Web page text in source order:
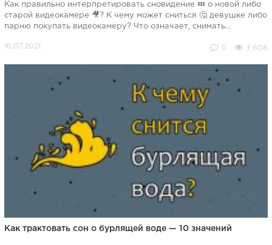
Как правильно интерпретировать сновидение 💤 о новой либо
старой видеокамере 🎥? К чему может сниться 🤔 девушке либо
парню покупать видеокамеру? Что означает, снимать...
0 3 608
Как трактовать сон о бурлящей воде — 10 значений